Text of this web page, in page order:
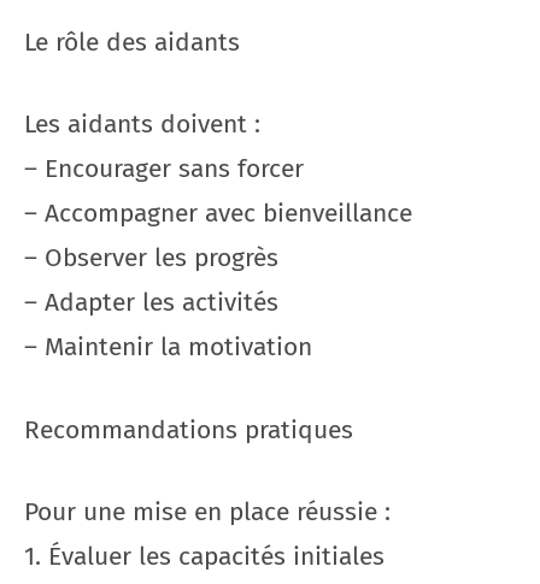
Le rôle des aidants
Les aidants doivent :
– Encourager sans forcer
– Accompagner avec bienveillance
– Observer les progrès
– Adapter les activités
– Maintenir la motivation
Recommandations pratiques
Pour une mise en place réussie :
1. Évaluer les capacités initiales